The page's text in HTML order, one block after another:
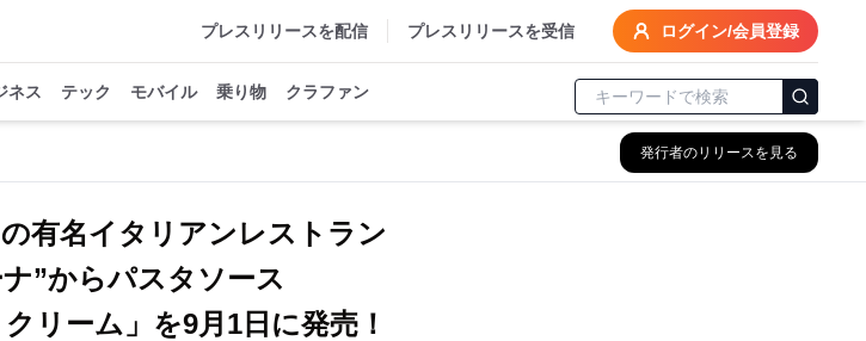
プレスリリースを配信 プレスリリースを受信 ログイン/会員登録
ネス テック モバイル 乗り物 クラファン
発行者のリリースを見る
有名イタリアンレストラン
”からパスタソース
リーム」を9月1日に発売！